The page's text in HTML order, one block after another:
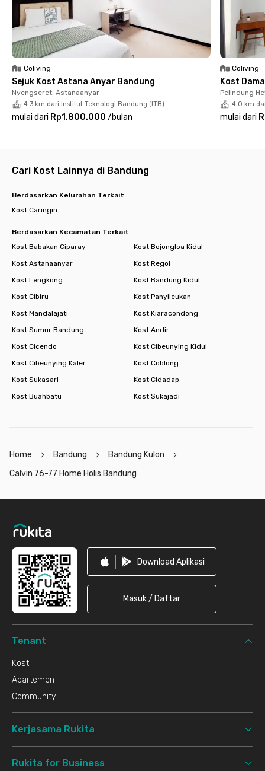
sewanya sudah termasuk listrik dan parkiran yang bisa kamu
gunakan saat tinggal di kost Bandung ini. Yuk, booking unitnya
sekarang juga sebelum kehabisan!
Coliving
Sejuk Kost Astana Anyar Bandung
Nyengseret, Astanaanyar
4.3 km dari Institut Teknologi Bandung (ITB)
mulai dari Rp1.800.000 /bulan
Coliving
Kost
Pelindung
4.0 km
mulai dari
Cari Kost Lainnya di Bandung
Berdasarkan Kelurahan Terkait
Kost Caringin
Berdasarkan Kecamatan Terkait
Kost Babakan Ciparay
Kost Bojongloa Kidul
Kost Astanaanyar
Kost Regol
Kost Lengkong
Kost Bandung Kidul
Kost Cibiru
Kost Panyileukan
Kost Mandalajati
Kost Kiaracondong
Kost Sumur Bandung
Kost Andir
Kost Cicendo
Kost Cibeunying Kidul
Kost Cibeunying Kaler
Kost Coblong
Kost Sukasari
Kost Cidadap
Kost Buahbatu
Kost Sukajadi
Home Bandung
Bandung Kulon
Calvin 76-77 Home Holis Bandung
Download Aplikasi
Masuk / Daftar
Tenant
Kost
Apartemen
Community
Kerjasama Rukita
Rukita for Business